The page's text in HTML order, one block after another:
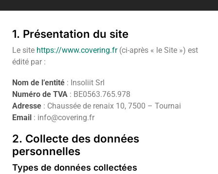
1. Présentation du site
Le site https://www.covering.fr(ci-après « le Site ») est
édité par :
Nom de l’entité : Insoliit Srl
Numéro de TVA : BE0563.765.978
Adresse : Chaussée de renaix 10, 7500 – Tournai
Email : info@covering.fr
2. Collecte des données
personnelles
Types de données collectées